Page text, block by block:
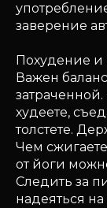
заверение
Похудение и
Важен
худеете,
толстете.
Чем
от йоги
Следить за
надеяться